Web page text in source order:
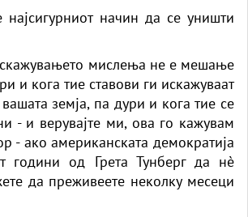
најсигурниот начин да се уништи
мислења не е мешање
и кога тие ставови ги искажуваат
земја, па дури и кога тие се
- и верувајте ми, ова го кажувам
- ако американската демократија
години од Грета Тунберг да нè
да преживеете неколку месеци